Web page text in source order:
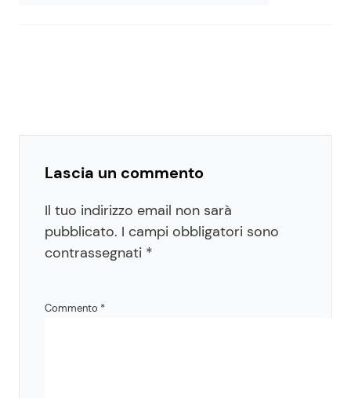
Lascia un commento
Il tuo indirizzo email non sarà
pubblicato. I campi obbligatori sono
contrassegnati *
Commento *